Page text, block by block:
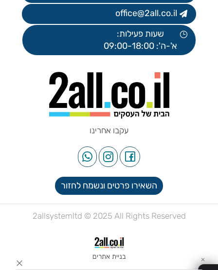
office@2all.co.il
שעות פעילות:
א'-ה': 09:00-18:00
עקבו אחרינו
השאירו פרטים ונשמח לחזור
2allsystemltd © 2025 All Rights Reserved
בניית אתרים ✕